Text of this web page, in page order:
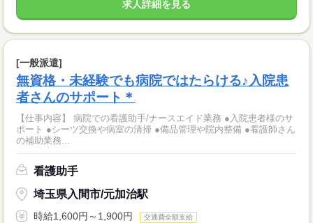
求人詳細を見る
[一般派遣]
無資格・未経験でも病院ではたらける♪入院患
者さんのサポート＊
【仕事内容】 病院での看護助手/ナースエイド業務 ●入院患者様のサ
ポート ●シーツ交換や病室の清掃 ●備品管理や院内整備 ●看護師さん
の補助業務...
看護助手
埼玉県入間市/元加治駅
時給1,600円～1,900円 交通費全額支給